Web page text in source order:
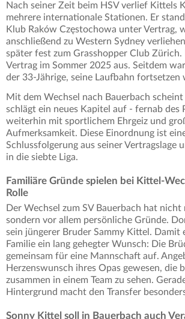
Nach seiner Zeit beim HSV verlief Kittels
mehrere internationale Stationen. Er
Klub Raków Częstochowa unter Vertrag,
anschließend zu Western Sydney
später fest zum Grasshopper Club
Vertrag im Sommer 2025 aus. Seitdem
der 33-Jährige, seine Laufbahn fortsetzen
Mit dem Wechsel nach Bauerbach
schlägt ein neues Kapitel auf - fernab des
weiterhin mit sportlichem Ehrgeiz und
Aufmerksamkeit. Diese Einordnung ist
Schlussfolgerung aus seiner Vertragslage
in die siebte Liga.
Familiäre Gründe spielen bei Kittel-
Rolle
Der Wechsel zum SV Bauerbach hat
sondern vor allem persönliche Gründe.
sein jüngerer Bruder Sammy Kittel.
Familie ein lang gehegter Wunsch: Die
gemeinsam für eine Mannschaft auf.
Herzenswunsch ihres Opas gewesen, die
zusammen in einem Team zu sehen.
Hintergrund macht den Transfer
Sonny Kittel soll in Bauerbach auch